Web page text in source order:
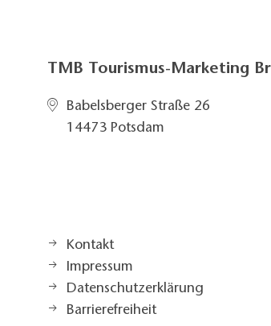
TMB Tourismus-Marketing
Babelsberger Straße 26
14473 Potsdam
Kontakt
Impressum
Datenschutzerklärung
Barrierefreiheit